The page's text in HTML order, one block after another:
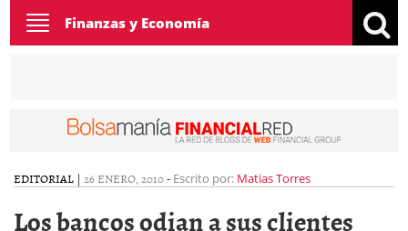
Toggle
navigation
Finanzas y Economía
EDITORIAL | 26 ENERO, 2010- Escrito por: Matias Torres
Los bancos odian a sus clientes